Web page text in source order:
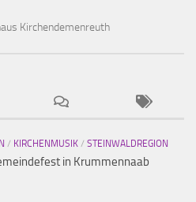
Kirchendemenreuth
/ KIRCHENMUSIK / STEINWALDREGION
in Krummennaab